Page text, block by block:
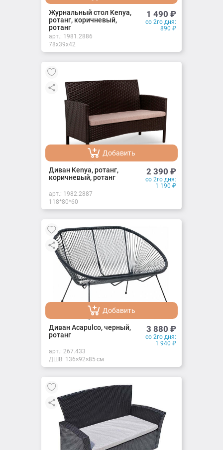
Добавлено
Журнальный стол Kenya,
ротанг, коричневый,
ротанг
1 490 ₽
со 2го дня:
890 ₽
арт.: 1981.2886
78х39х42
Добавить
Добавлено
Диван Kenya, ротанг,
коричневый, ротанг
2 390 ₽
со 2го дня:
1 190 ₽
арт.: 1982.2887
118*80*60
Добавить
Добавлено
Диван Acapulco, черный,
ротанг
3 880 ₽
со 2го дня:
1 940 ₽
арт.: 267.433
ДШВ: 136×92×85 см